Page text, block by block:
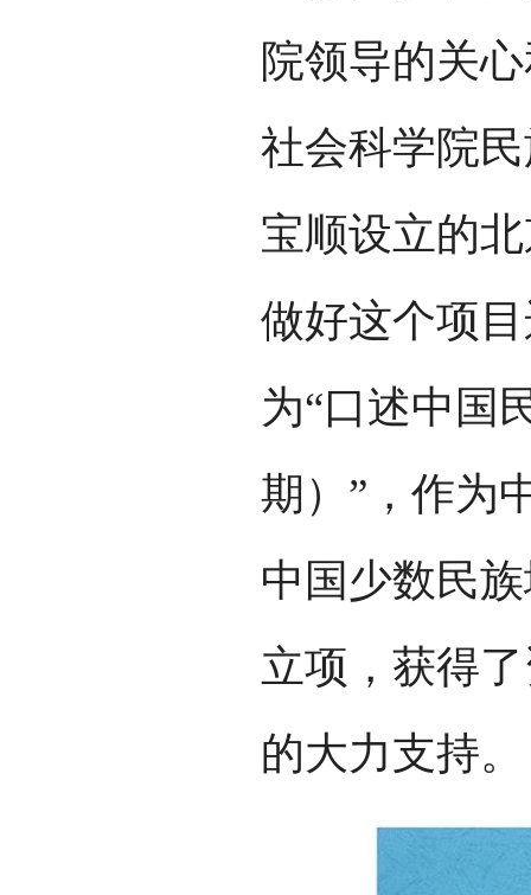
院领导的关
社会科学院
宝顺设立的
做好这个项
为“口述中国
期）”，作为
中国少数民
立项，获得
的大力支持。